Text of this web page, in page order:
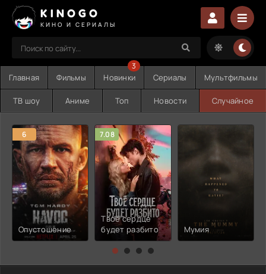
KINOGO
КИНО И СЕРИАЛЫ
Главная Фильмы Новинки
3
Сериалы Мультфильмы
ТВ шоу Аниме Топ Новости Случайное
6
Опустошение
7.08
Твоё сердце
будет разбито
Мумия